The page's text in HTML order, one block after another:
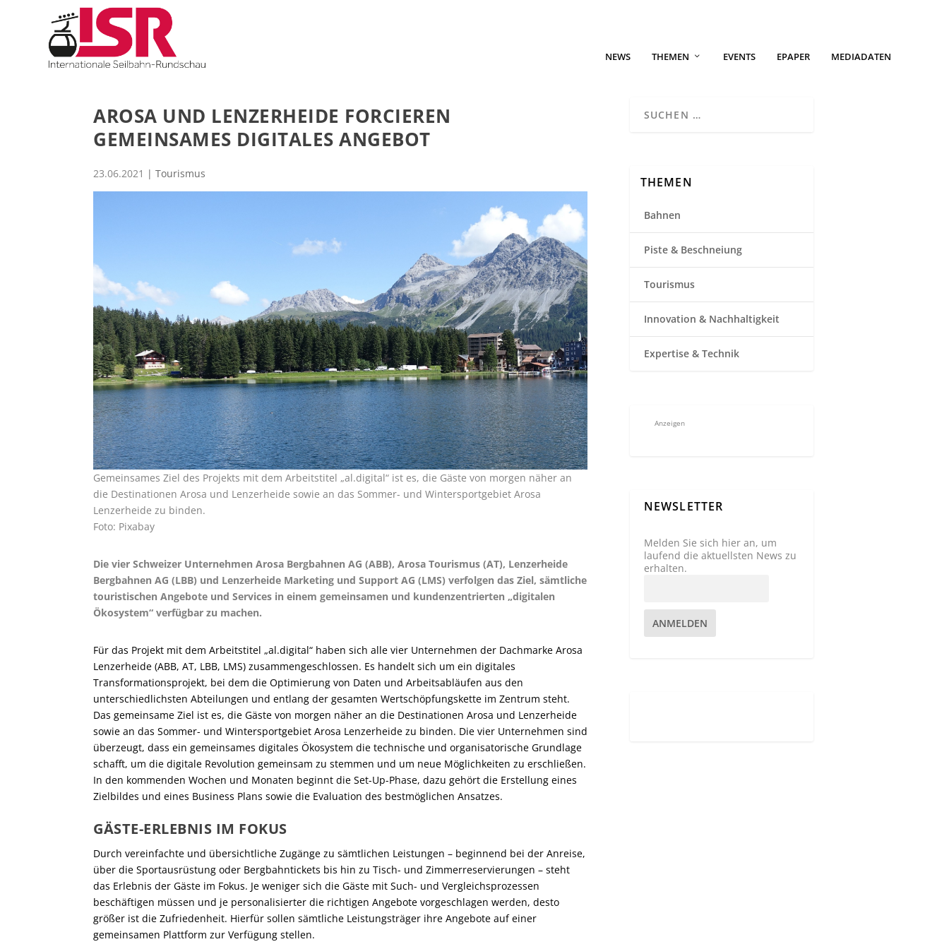
NEWS THEMEN EVENTS EPAPER MEDIADATEN
AROSA UND LENZERHEIDE FORCIEREN
GEMEINSAMES DIGITALES ANGEBOT
23.06.2021 | Tourismus
Gemeinsames Ziel des Projekts mit dem Arbeitstitel „al.digital“ ist es, die Gäste von morgen näher an
die Destinationen Arosa und Lenzerheide sowie an das Sommer- und Wintersportgebiet Arosa
Lenzerheide zu binden.
Foto: Pixabay
Die vier Schweizer Unternehmen Arosa Bergbahnen AG (ABB), Arosa Tourismus (AT), Lenzerheide
Bergbahnen AG (LBB) und Lenzerheide Marketing und Support AG (LMS) verfolgen das Ziel, sämtliche
touristischen Angebote und Services in einem gemeinsamen und kundenzentrierten „digitalen
Ökosystem“ verfügbar zu machen.
Für das Projekt mit dem Arbeitstitel „al.digital“ haben sich alle vier Unternehmen der Dachmarke Arosa
Lenzerheide (ABB, AT, LBB, LMS) zusammengeschlossen. Es handelt sich um ein digitales
Transformationsprojekt, bei dem die Optimierung von Daten und Arbeitsabläufen aus den
unterschiedlichsten Abteilungen und entlang der gesamten Wertschöpfungskette im Zentrum steht.
Das gemeinsame Ziel ist es, die Gäste von morgen näher an die Destinationen Arosa und Lenzerheide
sowie an das Sommer- und Wintersportgebiet Arosa Lenzerheide zu binden. Die vier Unternehmen sind
überzeugt, dass ein gemeinsames digitales Ökosystem die technische und organisatorische Grundlage
schafft, um die digitale Revolution gemeinsam zu stemmen und um neue Möglichkeiten zu erschließen.
In den kommenden Wochen und Monaten beginnt die Set-Up-Phase, dazu gehört die Erstellung eines
Zielbildes und eines Business Plans sowie die Evaluation des bestmöglichen Ansatzes.
GÄSTE-ERLEBNIS IM FOKUS
Durch vereinfachte und übersichtliche Zugänge zu sämtlichen Leistungen – beginnend bei der Anreise,
über die Sportausrüstung oder Bergbahntickets bis hin zu Tisch- und Zimmerreservierungen – steht
das Erlebnis der Gäste im Fokus. Je weniger sich die Gäste mit Such- und Vergleichsprozessen
beschäftigen müssen und je personalisierter die richtigen Angebote vorgeschlagen werden, desto
größer ist die Zufriedenheit. Hierfür sollen sämtliche Leistungsträger ihre Angebote auf einer
gemeinsamen Plattform zur Verfügung stellen.
THEMEN
Bahnen
Piste & Beschneiung
Tourismus
Innovation & Nachhaltigkeit
Expertise & Technik
Anzeigen
NEWSLETTER
Melden Sie sich hier an, um
laufend die aktuellsten News zu
erhalten.
ANMELDEN